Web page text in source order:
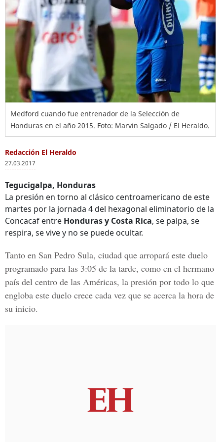
Medford cuando fue entrenador de la Selección de
Honduras en el año 2015. Foto: Marvin Salgado / El Heraldo.
Redacción El Heraldo
27.03.2017
Tegucigalpa, Honduras
La presión en torno al clásico centroamericano de este
martes por la jornada 4 del hexagonal eliminatorio de la
Concacaf entre Honduras y Costa Rica, se palpa, se
respira, se vive y no se puede ocultar.
Tanto en San Pedro Sula, ciudad que arropará este duelo
programado para las 3:05 de la tarde, como en el hermano
país del centro de las Américas, la presión por todo lo que
engloba este duelo crece cada vez que se acerca la hora de
su inicio.